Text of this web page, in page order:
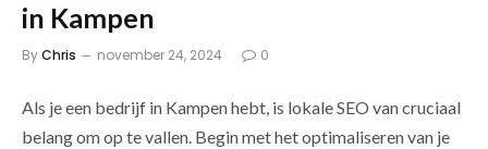
in Kampen
ByChris november 24, 2024 0
Als je een bedrijf in Kampen hebt, is lokale SEO van cruciaal
belang om op te vallen. Begin met het optimaliseren van je